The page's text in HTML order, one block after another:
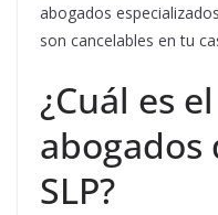
abogados
son cancelables en tu
¿Cuál es
abogados
SLP?